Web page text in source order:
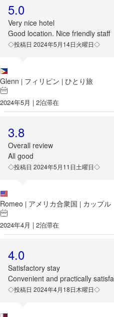
5.0
Very nice hotel
Good location. Nice friendly staff
◇投稿日 2024年5月14日火曜日◇
Glenn | フィリピン | ひとり旅
2024年5月 | 2泊滞在
3.8
Overall review
All good
◇投稿日 2024年5月11日土曜日◇
Romeo | アメリカ合衆国 | カップル
2024年4月 | 2泊滞在
4.0
Satisfactory stay
Convenient and practically
◇投稿日 2024年4月18日木曜日◇